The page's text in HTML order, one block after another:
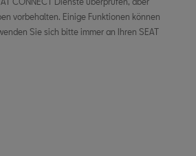
vorbehalten. Einige Funktionen können
Sie sich bitte immer an Ihren SEAT